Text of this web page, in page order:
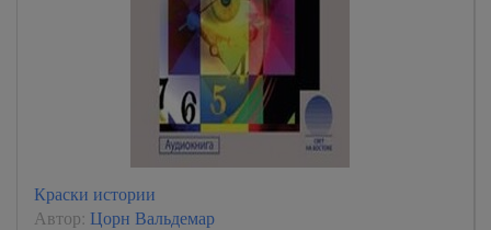
Краски истории
Автор: Цорн Вальдемар